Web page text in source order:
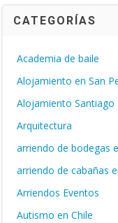
CATEGORÍAS
Academia de baile
Alojamiento en San
Alojamiento Santiago
Arquitectura
arriendo de bodegas
arriendo de cabañas
Arriendos Eventos
Autismo en Chile